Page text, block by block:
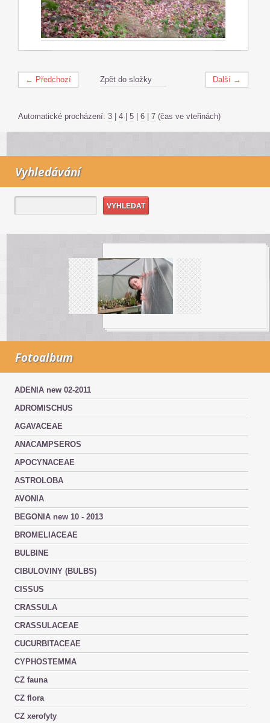
← Předchozí Další →
Zpět do složky
Automatické procházení: 3 | 4 | 5 | 6 | 7 (čas ve vteřinách)
Vyhledávání
Fotoalbum
ADENIA new 02-2011
ADROMISCHUS
AGAVACEAE
ANACAMPSEROS
APOCYNACEAE
ASTROLOBA
AVONIA
BEGONIA new 10 - 2013
BROMELIACEAE
BULBINE
CIBULOVINY (BULBS)
CISSUS
CRASSULA
CRASSULACEAE
CUCURBITACEAE
CYPHOSTEMMA
CZ fauna
CZ flora
CZ xerofyty